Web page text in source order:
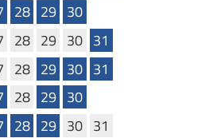
28 29 30
28 29 30 31
28 29 30 31
28 29 30
28 29 30 31